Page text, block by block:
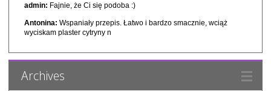
admin: Fajnie, że Ci się podoba :)
Antonina: Wspaniały przepis. Łatwo i bardzo smacznie, wciąż
wyciskam plaster cytryny n
Archives